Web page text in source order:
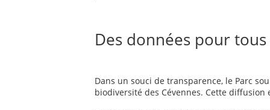
Des données pour tous
Dans un souci de transparence, le Parc
biodiversité des Cévennes. Cette diffusion